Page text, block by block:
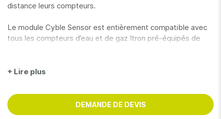
distance leurs compteurs.
Le module Cyble Sensor est entièrement compatible avec
tous les compteurs d’eau et de gaz Itron pré-équipés de
démonter le joint du compteur ou du totalisateur pour
Le signal transmis à distance correspond strictement à la
quantité d’eau ou de gaz écoulée dans le sens aller (Signal
+ Lire plus
DEMANDE DE DEVIS